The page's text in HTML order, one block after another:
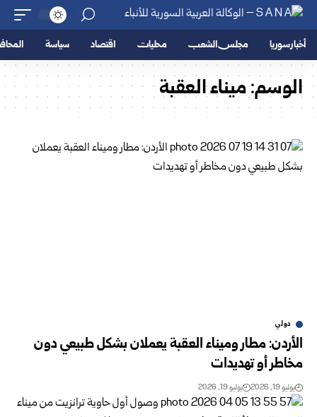
أخبار سوريا مجلس الشعب محليات اقتصاد سياسة
الوسم:ميناء العقبة
دولي
الأردن: مطار وميناء العقبة يعملان بشكل طبيعي دون
مخاطر أو تهديدات
يوليو 19, 2026 يوليو 19, 2026